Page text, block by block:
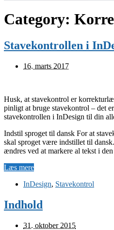
Category:
Stavekontrollen i
16. marts 2017
Husk, at stavekontrol er
pinligt at bruge stavekontrol – det
stavekontrollen i InDesign til din
Indstil sproget til dansk For at
skal sproget være indstillet til
ændres ved at markere al tekst i
Læs mere
InDesign, Stavekontrol
Indhold
31. oktober 2015